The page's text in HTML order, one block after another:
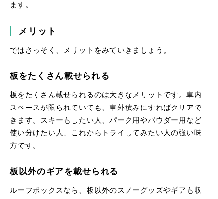
ます。
メリット
ではさっそく、メリットをみていきましょう。
板をたくさん載せられる
板をたくさん載せられるのは大きなメリットです。車内
スペースが限られていても、車外積みにすればクリアで
きます。スキーもしたい人、パーク用やパウダー用など
使い分けたい人、これからトライしてみたい人の強い味
方です。
板以外のギアを載せられる
ルーフボックスなら、板以外のスノーグッズやギアも収